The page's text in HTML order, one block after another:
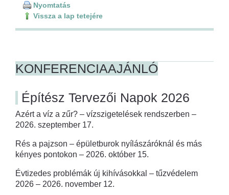
Nyomtatás
Vissza a lap tetejére
KONFERENCIAAJÁNLÓ
Építész Tervezői Napok 2026
Azért a víz a zűr? – vízszigetelések rendszerben –
2026. szeptember 17.
Rés a pajzson – épületburok nyílászáróknál és más
kényes pontokon – 2026. október 15.
Évtizedes problémák új kihívásokkal – tűzvédelem
2026 – 2026. november 12.